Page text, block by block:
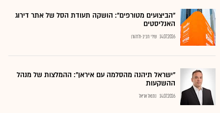
"הביצועים מטורפים": הושקה תעודת הסל של אתר דירוג
האנליסטים
14.07.2026 שירי חביב-ולדהורן
"ישראל תיהנה מהסלמה עם איראן": ההמלצות של מנהל
ההשקעות
14.07.2026 נתנאל אריאל